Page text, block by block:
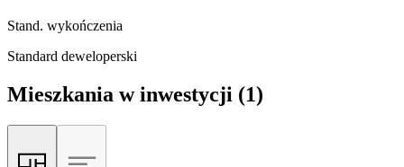
Stand. wykończenia
Standard deweloperski
Mieszkania w inwestycji (1)